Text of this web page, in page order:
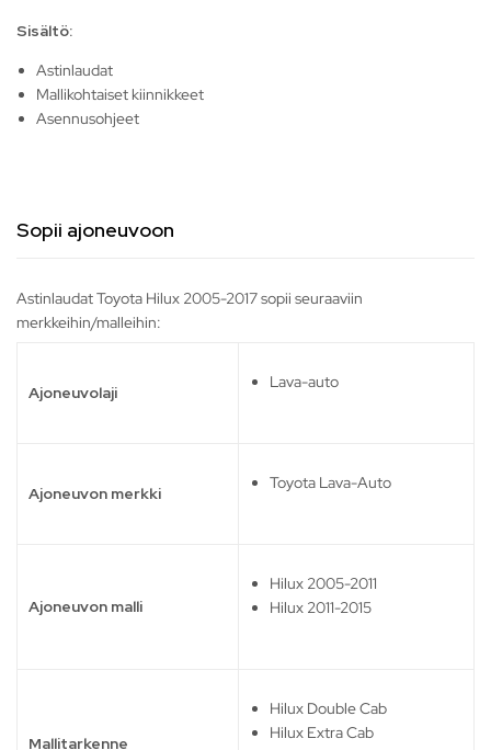
Sisältö:
Astinlaudat
Mallikohtaiset kiinnikkeet
Asennusohjeet
Sopii ajoneuvoon
Astinlaudat Toyota Hilux 2005-2017 sopii seuraaviin
merkkeihin/malleihin:
Ajoneuvolaji
Lava-auto
Ajoneuvon merkki
Toyota Lava-Auto
Ajoneuvon malli
Hilux 2005-2011
Hilux 2011-2015
Mallitarkenne
Hilux Double Cab
Hilux Extra Cab